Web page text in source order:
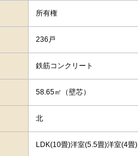
所有権
236戸
鉄筋コンクリート
58.65㎡（壁芯）
北
LDK(10畳)洋室(5.5畳)洋室(4畳)